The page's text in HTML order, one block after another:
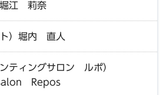
堀江 莉奈
）堀内 直人
ティングサロン ルポ）
Repos